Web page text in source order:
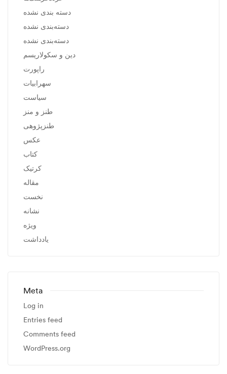
دسته بندی نشده
دسته‌بندی نشده
دسته‌بندی نشده
دین و سکولاریسم
راپورت
سهرابیات
سیاست
طنز و منز
طنزپژوهی
عکس
کتاب
کرتیک
مقاله
نخست
نشانه
ویژه
یادداشت
Meta
Log in
Entries feed
Comments feed
WordPress.org